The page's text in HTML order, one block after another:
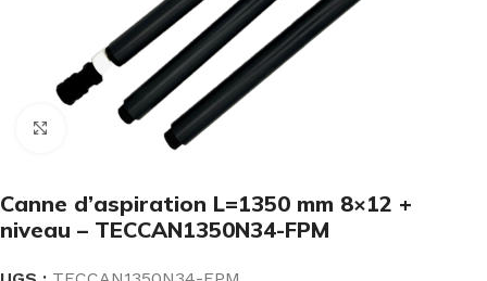
Click to enlarge
Canne d’aspiration L=1350 mm 8×12 +
niveau – TECCAN1350N34-FPM